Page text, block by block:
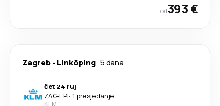
od393 €
Zagreb- Linköping 5 dana
čet 24 ruj
ZAG-LPI· 1 presjedanje
KLM